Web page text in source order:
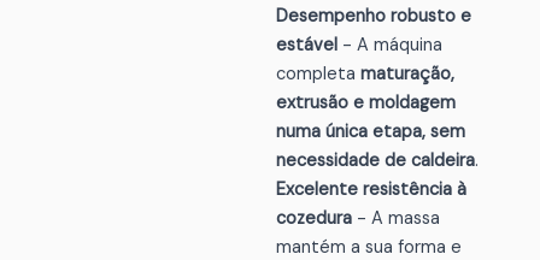
Desempenho robusto e
estável- A máquina
completa maturação,
extrusão e moldagem
numa única etapa, sem
necessidade de caldeira.
Excelente resistência à
cozedura- A massa
mantém a sua forma e